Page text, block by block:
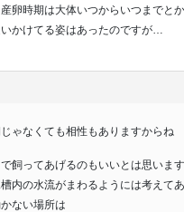
卵時期は大体いつからいつまでと
かけてる姿はあったのですが…
ゃなくても相性もありますからね
飼ってあげるのもいいとは思いま
内の水流がまわるようには考えて
ない場所は